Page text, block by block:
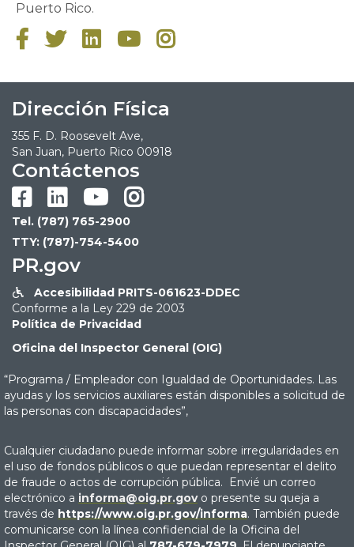
Puerto Rico.
    
Dirección Física
355 F. D. Roosevelt Ave,
San Juan, Puerto Rico 00918
Contáctenos

  
Tel. (787) 765-2900
TTY: (787)-754-5400
PR.gov

Accesibilidad PRITS-061623-DDEC
Conforme a la Ley 229 de 2003
Política de Privacidad
Oficina del Inspector General (OIG)
“Programa / Empleador con Igualdad de Oportunidades. Las
ayudas y los servicios auxiliares están disponibles a solicitud de
las personas con discapacidades”,
Cualquier ciudadano puede informar sobre irregularidades en
el uso de fondos públicos o que puedan representar el delito
de fraude o actos de corrupción pública. Envié un correo
electrónico a informa@oig.pr.govo presente su queja a
través de https://www.oig.pr.gov/informa. También puede
comunicarse con la línea confidencial de la Oficina del